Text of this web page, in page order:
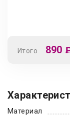
Итого 890
Материал